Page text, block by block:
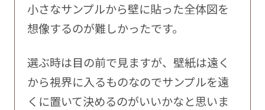
小さなサンプルから壁に貼った全体図を
想像するのが難しかったです。
選ぶ時は目の前で見ますが、壁紙は遠く
から視界に入るものなのでサンプルを遠
くに置いて決めるのがいいかなと思いま